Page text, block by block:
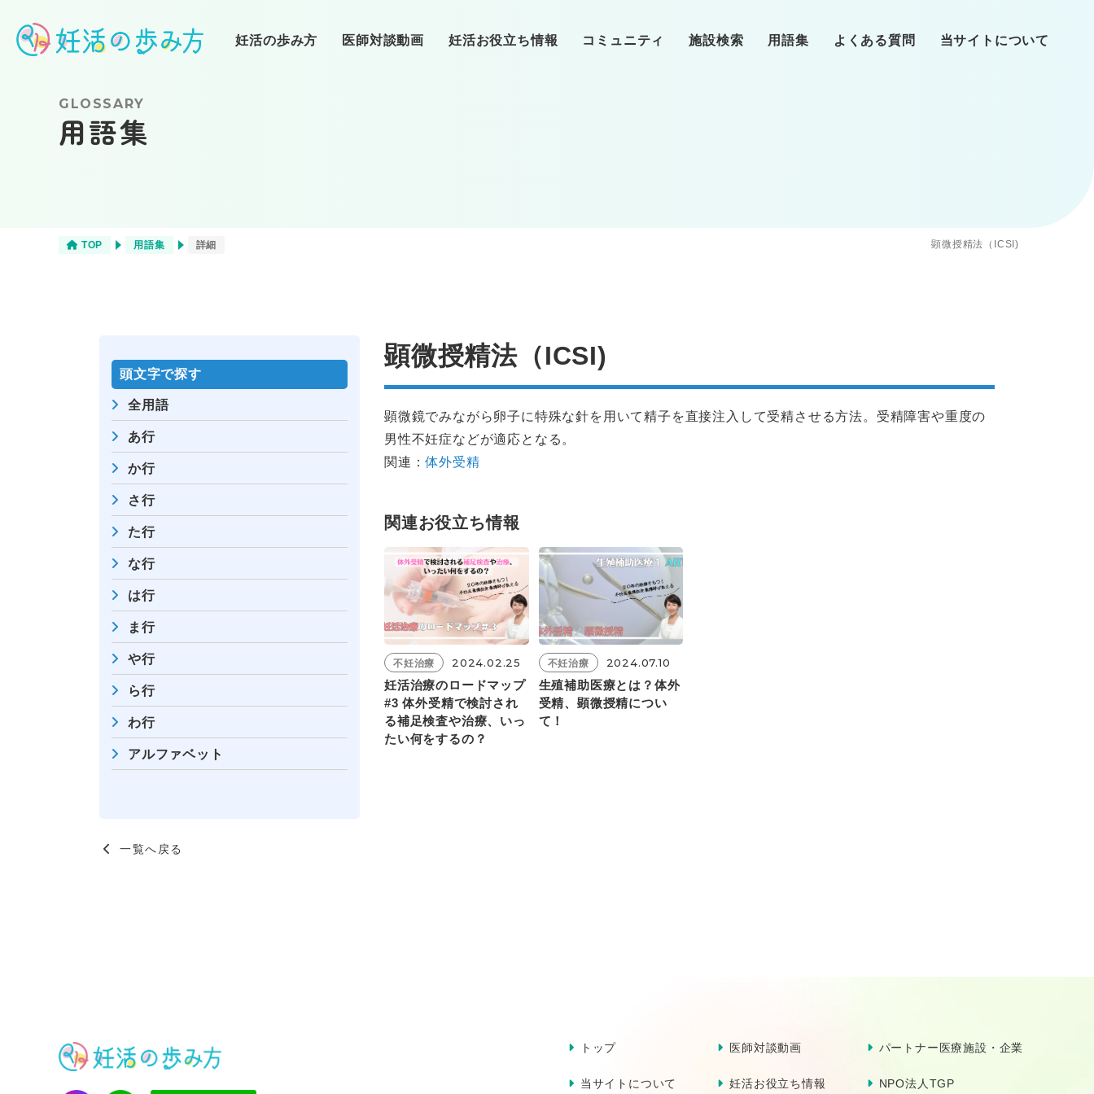
妊活の歩み方
❶妊活スタート
医師対談動画 妊活お役立ち情報 コミュニティ 施設検索 用語集 よくある質問 当サイトについて
顕微授精法（ICSI)
GLOSSARY
用語集
TOP 用語集 詳細
顕微授精法（ICSI)
顕微鏡でみながら卵子に特殊な針を用いて精子を直接注入して受精させる方法。受精障害や重度の
男性不妊症などが適応となる。
関連：体外受精
関連お役⽴ち情報
不妊治療 2024.02.25
妊活治療のロードマップ
#3 体外受精で検討され
る補足検査や治療、いっ
たい何をするの？
不妊治療 2024.07.10
生殖補助医療とは？体外
受精、顕微授精につい
て！
頭⽂字で探す
全⽤語
あ行
か行
さ行
た行
な行
は行
ま行
や行
ら行
わ行
アルファベット
一覧へ戻る
トップ
当サイトについて
医師対談動画
妊活お役立ち情報
パートナー医療施設・企業
NPO法人TGP